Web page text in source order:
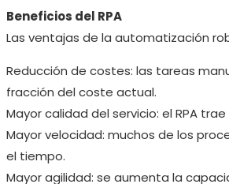
Beneficios del RPA
Las ventajas de la automatización
Reducción de costes: las tareas
fracción del coste actual.
Mayor calidad del servicio: el RPA
Mayor velocidad: muchos de los
el tiempo.
Mayor agilidad: se aumenta la